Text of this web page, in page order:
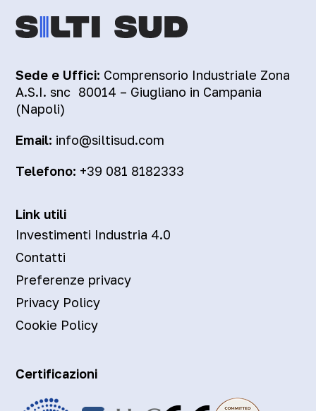
Sede e Uffici: Comprensorio Industriale Zona
A.S.I. snc 80014 – Giugliano in Campania
(Napoli)
Email: info@siltisud.com
Telefono: +39 081 8182333
Link utili
Investimenti Industria 4.0
Contatti
Preferenze privacy
Privacy Policy
Cookie Policy
Certificazioni